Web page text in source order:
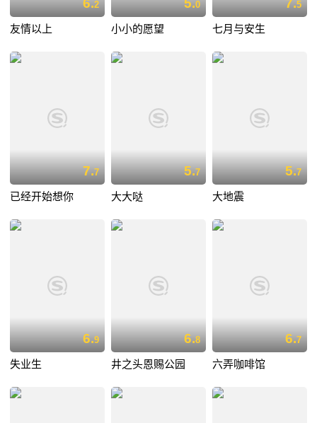
6.2
友情以上
5.0
小小的愿望
7.5
七月与安生
7.7
已经开始想你
5.7
大大哒
5.7
大地震
6.9
失业生
6.8
井之头恩赐公园
6.7
六弄咖啡馆